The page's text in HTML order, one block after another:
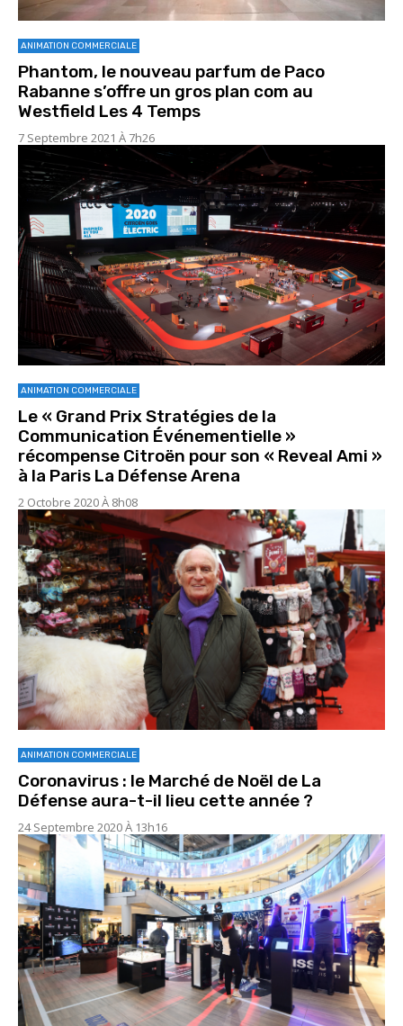
ANIMATION COMMERCIALE
Phantom, le nouveau parfum de Paco
Rabanne s’offre un gros plan com au
Westfield Les 4 Temps
7 Septembre 2021 À 7h26
ANIMATION COMMERCIALE
Le « Grand Prix Stratégies de la
Communication Événementielle »
récompense Citroën pour son « Reveal Ami »
à la Paris La Défense Arena
2 Octobre 2020 À 8h08
ANIMATION COMMERCIALE
Coronavirus : le Marché de Noël de La
Défense aura-t-il lieu cette année ?
24 Septembre 2020 À 13h16